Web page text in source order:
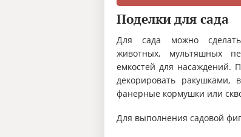
Поделки для сада
Для сада можно
животных, мультяшных
емкостей для насаждений.
декорировать ракушками,
фанерные кормушки или
Для выполнения садовой